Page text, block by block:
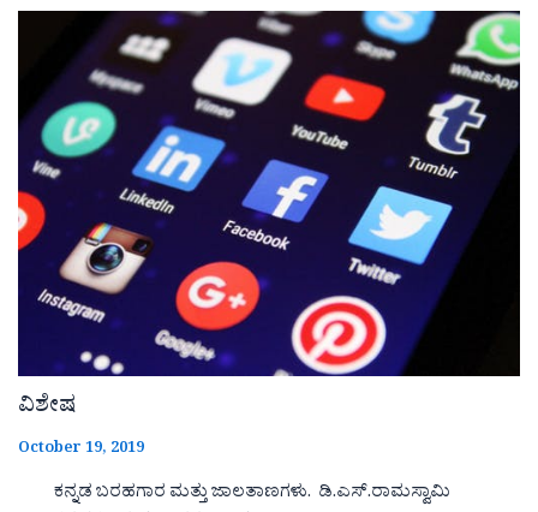
ವಿಶೇಷ
October 19, 2019
ಕನ್ನಡ ಬರಹಗಾರ ಮತ್ತು ಜಾಲತಾಣಗಳು. ಡಿ.ಎಸ್.ರಾಮಸ್ವಾಮಿ